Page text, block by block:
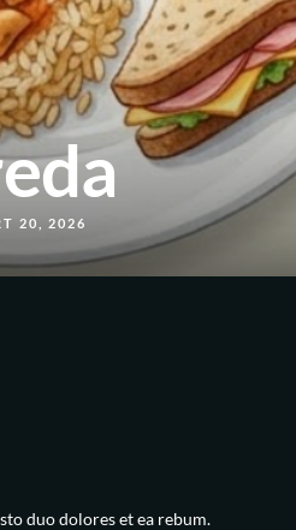
20, 2026
duo dolores et ea rebum.